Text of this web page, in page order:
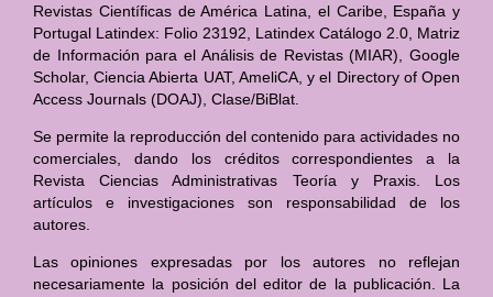
Revistas Científicas de América Latina, el Caribe, España y
Portugal Latindex: Folio 23192, Latindex Catálogo 2.0, Matriz
de Información para el Análisis de Revistas (MIAR), Google
Scholar, Ciencia Abierta UAT, AmeliCA, y el Directory of Open
Access Journals (DOAJ), Clase/BiBlat.
Se permite la reproducción del contenido para actividades no
comerciales, dando los créditos correspondientes a la
Revista Ciencias Administrativas Teoría y Praxis. Los
artículos e investigaciones son responsabilidad de los
autores.
Las opiniones expresadas por los autores no reflejan
necesariamente la posición del editor de la publicación. La